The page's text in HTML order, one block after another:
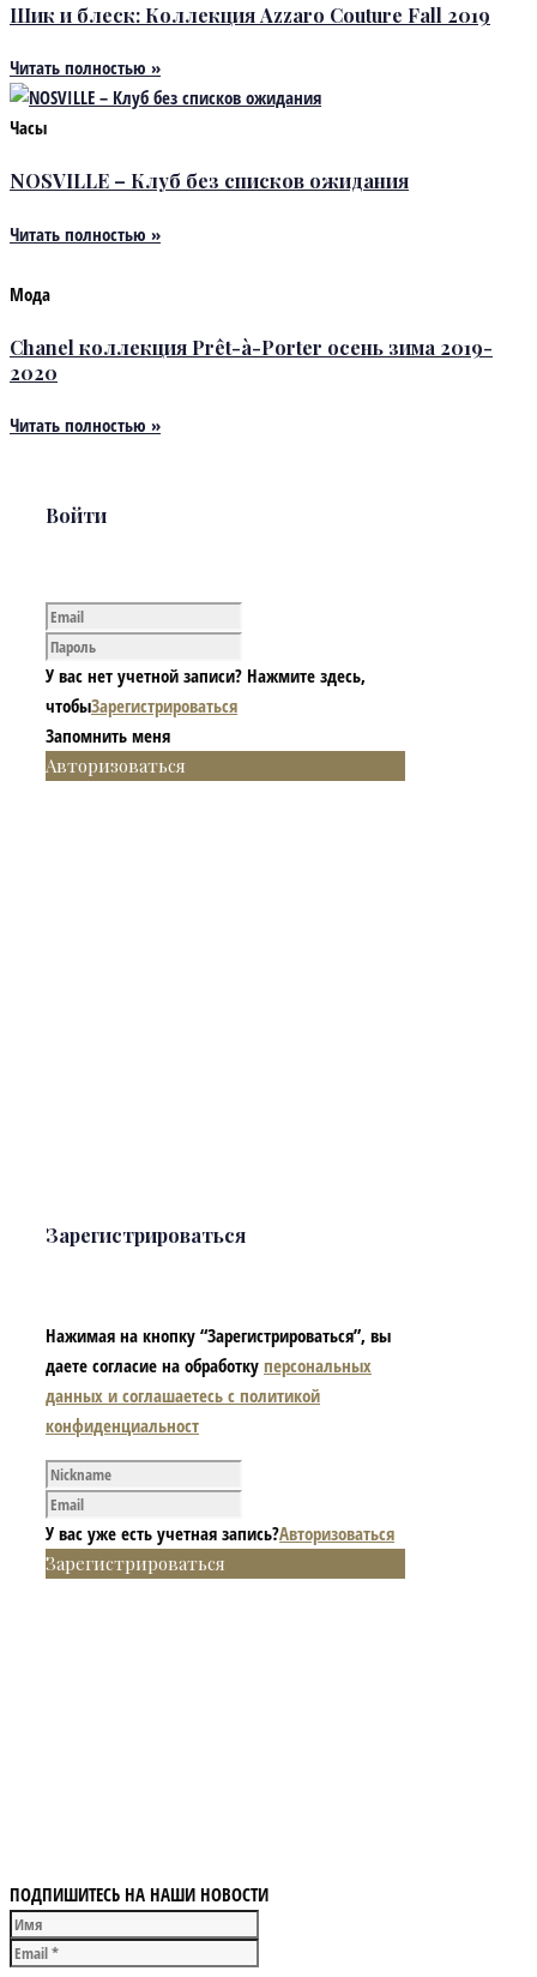
Шик и блеск: Коллекция Azzaro Couture Fall 2019
Читать полностью »
Часы
NOSVILLE – Клуб без списков ожидания
Читать полностью »
Мода
Chanel коллекция Prêt-à-Porter осень зима 2019-
2020
Читать полностью »
Войти
У вас нет учетной записи? Нажмите здесь,
чтобыЗарегистрироваться
Запомнить меня
Авторизоваться
Зарегистрироваться
Нажимая на кнопку “Зарегистрироваться”, вы
даете согласие на обработку персональных
данных и соглашаетесь с политикой
конфиденциальност
У вас уже есть учетная запись?Авторизоваться
Зарегистрироваться
ПОДПИШИТЕСЬ НА НАШИ НОВОСТИ